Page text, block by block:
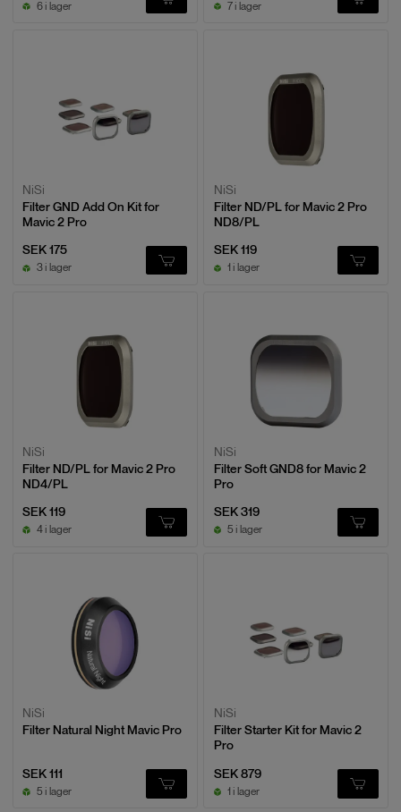
6 i lager 7 i lager
NiSi
Filter GND Add On Kit for
Mavic 2 Pro
SEK 175
3 i lager
NiSi
Filter ND/PL for Mavic 2 Pro
ND8/PL
SEK 119
1 i lager
NiSi
Filter ND/PL for Mavic 2 Pro
ND4/PL
SEK 119
4 i lager
NiSi
Filter Soft GND8 for Mavic 2
Pro
SEK 319
5 i lager
NiSi
Filter Natural Night Mavic Pro
SEK 111
5 i lager
NiSi
Filter Starter Kit for Mavic 2
Pro
SEK 879
1 i lager